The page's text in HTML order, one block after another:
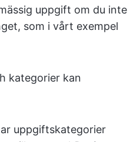
uppgift om du inte
som i vårt exempel
kategorier kan
uppgiftskategorier